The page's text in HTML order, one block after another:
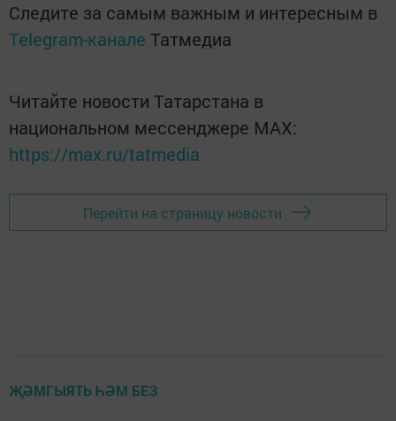
Следите за самым важным и интересным в
Telegram-канале Татмедиа
Читайте новости Татарстана в
национальном мессенджере MАХ:
https://max.ru/tatmedia
Перейти на страницу новости
ҖӘМГЫЯТЬ ҺӘМ БЕЗ